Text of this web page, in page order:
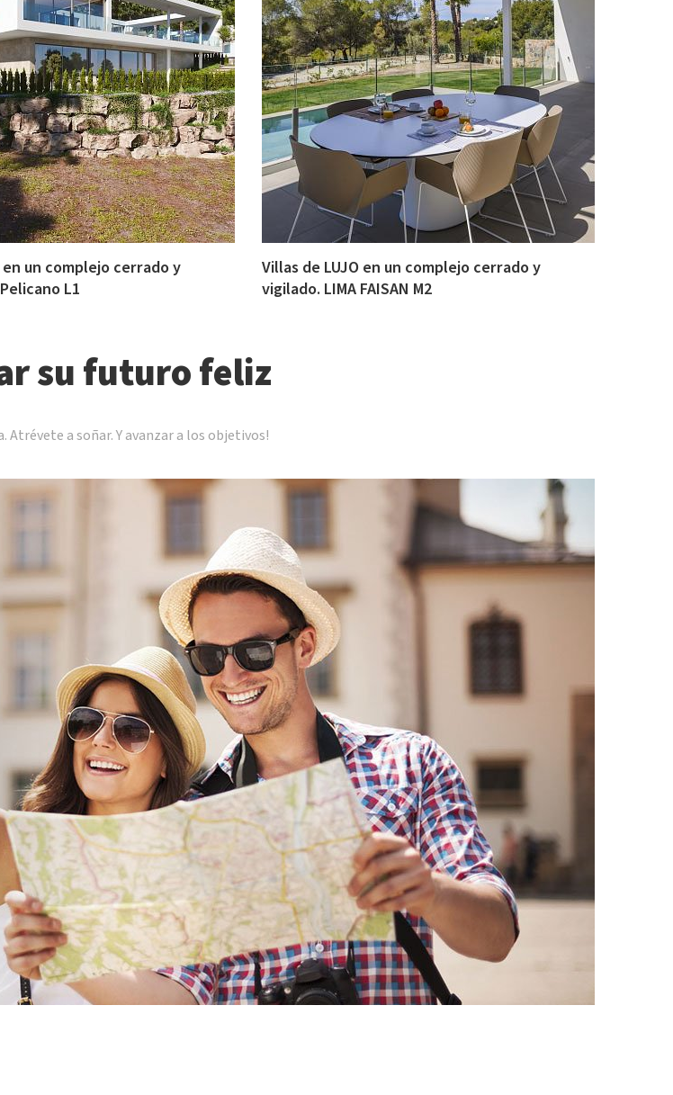
en un complejo cerrado y
L1
Villas de LUJO en un complejo cerrado y
vigilado. LIMA FAISAN M2
su futuro feliz
Atrévete a soñar. Y avanzar a los objetivos!